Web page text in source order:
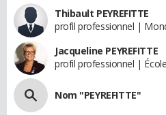
Thibault PEYREFITTE
profil professionnel |
Jacqueline PEYREFITTE
profil professionnel |
Nom "PEYREFITTE"